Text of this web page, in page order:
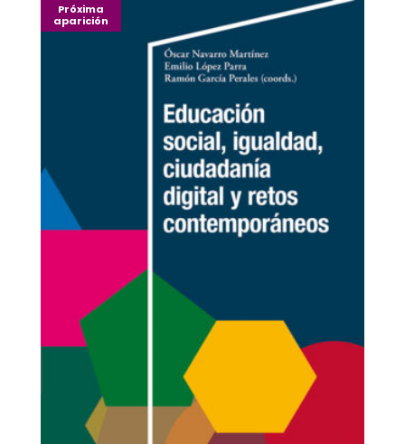
Próxima
aparición